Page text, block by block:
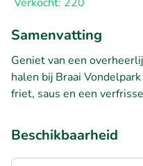
Samenvatting
Geniet van een
halen bij Braai
friet, saus en een
Beschikbaarheid